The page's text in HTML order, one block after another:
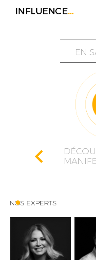
INFLUENCE...
EN
NOS EXPERTS